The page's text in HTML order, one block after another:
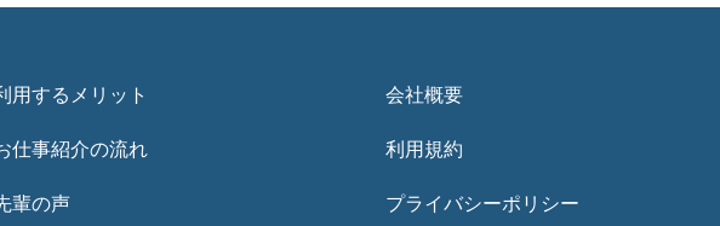
用するメリット
仕事紹介の流れ
輩の声
会社概要
利用規約
プライバシーポリシー